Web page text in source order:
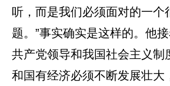
听，而是我们必须面对的一个
题。”事实确实是这样的。他
共产党领导和我国社会主义制
和国有经济必须不断发展壮大